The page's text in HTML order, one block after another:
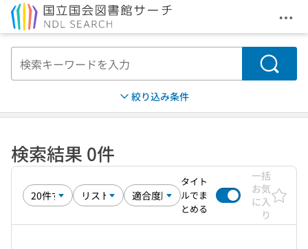
メ
検索
絞り込み条件
検索結果 0件
タイト
ルでま
とめる
一括
お気
に入
り